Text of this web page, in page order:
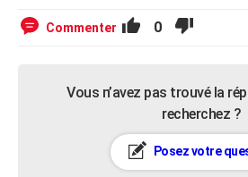
Commenter 0
Vous n’avez pas trouvé la
recherchez ?
Posez votre